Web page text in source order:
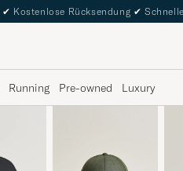
✔ Kostenlose Rücksendung ✔
Running Pre-owned Luxury